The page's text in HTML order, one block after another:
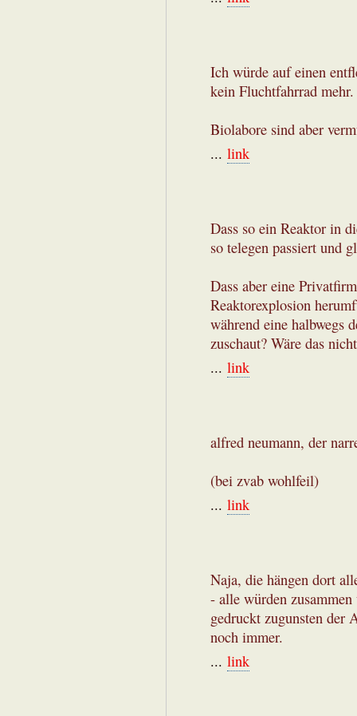
Ich würde auf einen
kein Fluchtfahrrad mehr.
Biolabore sind aber
... link
Dass so ein Reaktor in
so telegen passiert und
Dass aber eine
Reaktorexplosion
während eine halbwegs
zuschaut? Wäre das
... link
alfred neumann, der
(bei zvab wohlfeil)
... link
Naja, die hängen dort
- alle würden
gedruckt zugunsten der
noch immer.
... link